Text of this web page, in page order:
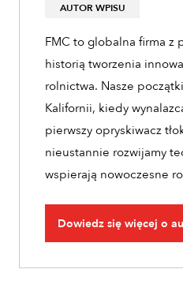
AUTOR WPISU
FMC to globalna firma z
historią tworzenia
rolnictwa. Nasze
Kalifornii, kiedy
pierwszy opryskiwacz
nieustannie rozwijamy
wspierają nowoczesne
Dowiedz się więcej o